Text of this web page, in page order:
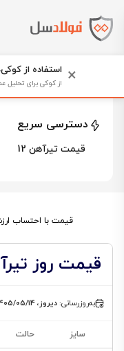
فولادسل
قیمت تیرآهن ۱۰
دسترسی سریع
قیمت تیرآهن 12
قیمت با احتساب
قیمت روز
به‌روزرسانی:دیروز، ۱۴۰۵/۰۵/۱۴
سایز حالت
× استفاده از
از کوکی برای تحلیل